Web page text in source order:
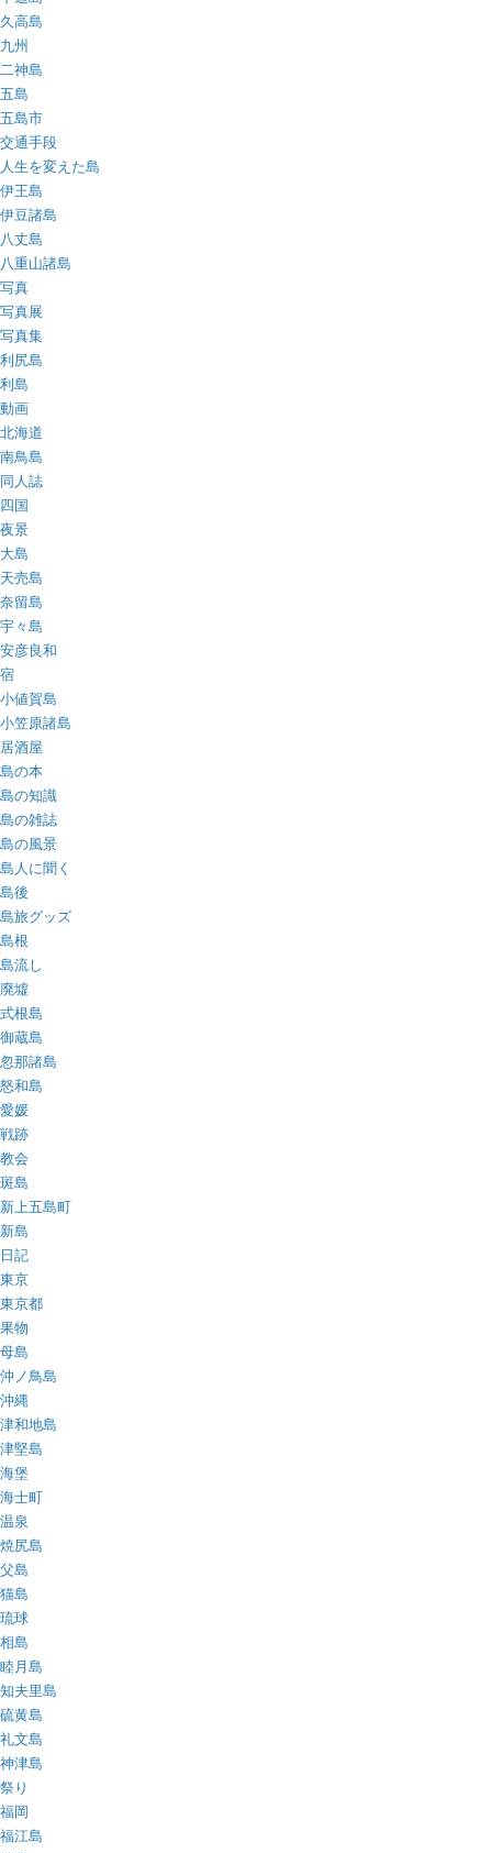
久高島
九州
二神島
五島
五島市
交通手段
人生を変えた島
伊王島
伊豆諸島
八丈島
八重山諸島
写真
写真展
写真集
利尻島
利島
動画
北海道
南鳥島
同人誌
四国
夜景
大島
天売島
奈留島
宇々島
安彦良和
宿
小値賀島
小笠原諸島
居酒屋
島の本
島の知識
島の雑誌
島の風景
島人に聞く
島後
島旅グッズ
島根
島流し
廃墟
式根島
御蔵島
忽那諸島
怒和島
愛媛
戦跡
教会
斑島
新上五島町
新島
日記
東京
東京都
果物
母島
沖ノ鳥島
沖縄
津和地島
津堅島
海堡
海士町
温泉
焼尻島
父島
猫島
琉球
相島
睦月島
知夫里島
硫黄島
礼文島
神津島
祭り
福岡
福江島